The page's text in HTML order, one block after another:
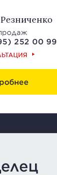
252 00 99